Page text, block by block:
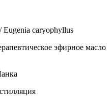
Eugenia caryophyllus
эфирное масло